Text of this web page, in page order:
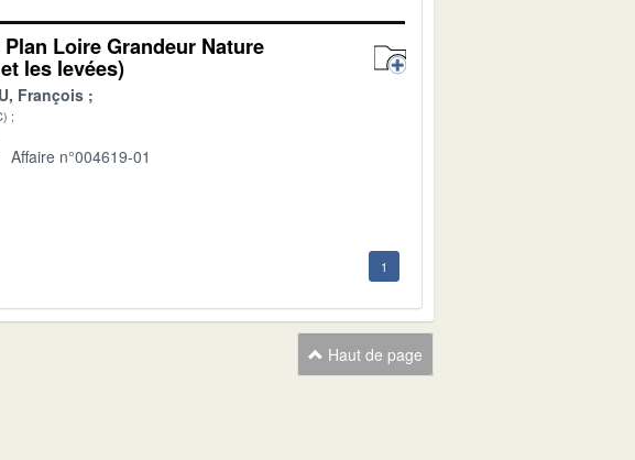
Loire Grandeur Nature
les levées)
François
Affaire n°004619-01
1
Haut de page